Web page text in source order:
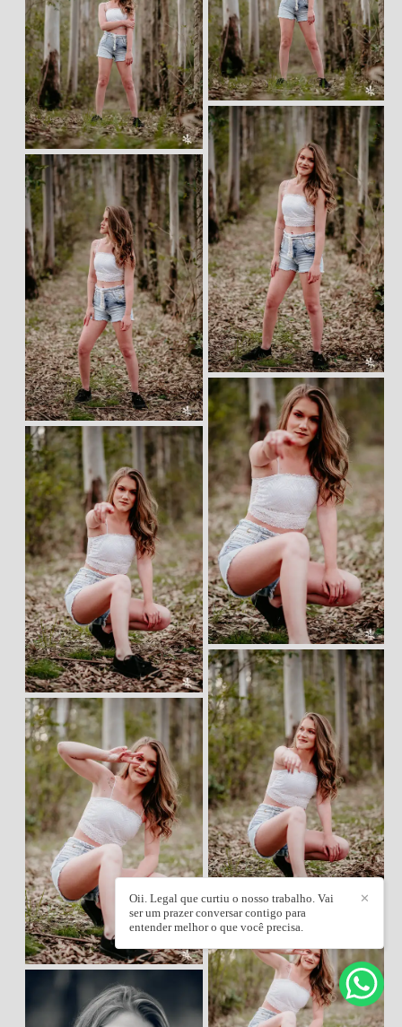
✕
Oii. Legal que curtiu o nosso trabalho. Vai
ser um prazer conversar contigo para
entender melhor o que você precisa.